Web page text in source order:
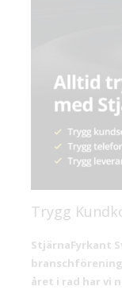
Trygg
StjärnaFyrkant
året i rad har vi